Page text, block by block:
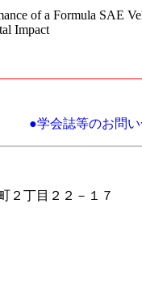
of a Formula SAE
Impact
●学会誌等のお問い
２丁目２２－１７